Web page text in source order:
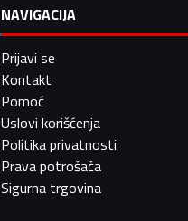
NAVIGACIJA
Prijavi se
Kontakt
Pomoć
Uslovi korišćenja
Politika privatnosti
Prava potrošača
Sigurna trgovina